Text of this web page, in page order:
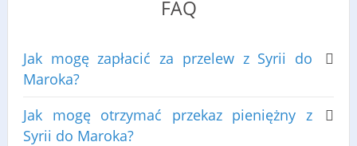
FAQ
Jak mogę zapłacić za przelew z Syrii do
Maroka?
Jak mogę otrzymać przekaz pieniężny z
Syrii do Maroka?